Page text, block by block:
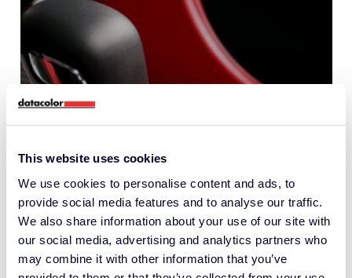
This website uses cookies
We use cookies to personalise content and ads, to
provide social media features and to analyse our traffic.
We also share information about your use of our site with
our social media, advertising and analytics partners who
may combine it with other information that you’ve
Pourquoi la précision des
couleurs est un avantage
concurrentiel dans les